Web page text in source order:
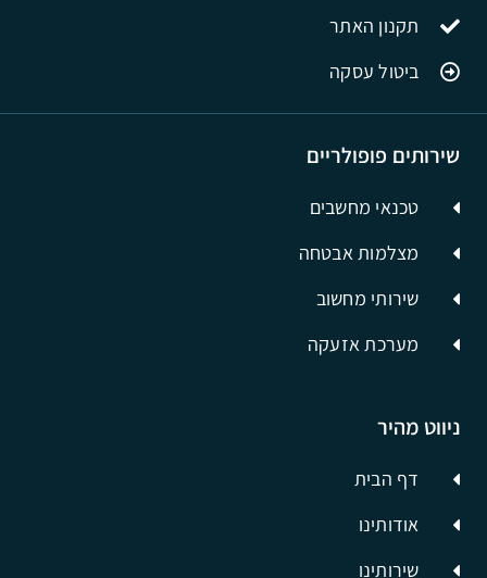
ניווט מהיר
דף הבית
אודותינו
שירותינו
שירותים פופולריים
טכנאי מחשבים
מצלמות אבטחה
שירותי מחשוב
מערכת אזעקה
תקנון האתר
ביטול עסקה